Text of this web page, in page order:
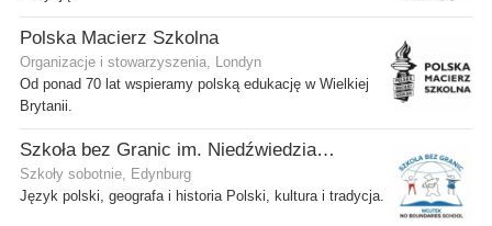
Polska Macierz Szkolna
Organizacje i stowarzyszenia, Londyn
Od ponad 70 lat wspieramy polską edukację w Wielkiej
Brytanii.
Szkoła bez Granic im. Niedźwiedzia Wojtka
Szkoły sobotnie, Edynburg
Język polski, geografa i historia Polski, kultura i tradycja.